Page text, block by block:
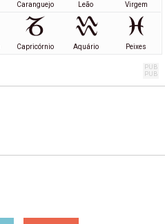
Caranguejo Leão Virgem
Capricórnio Aquário Peixes